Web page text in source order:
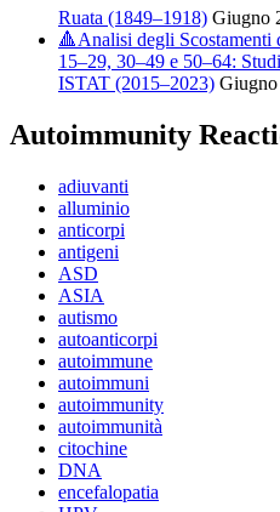
Ruata (1849–1918) Giugno
🔺Analisi degli Scostamenti
15–29, 30–49 e 50–64:
ISTAT (2015–2023)
Autoimmunity
adiuvanti
alluminio
anticorpi
antigeni
ASD
ASIA
autismo
autoanticorpi
autoimmune
autoimmuni
autoimmunity
autoimmunità
citochine
DNA
encefalopatia